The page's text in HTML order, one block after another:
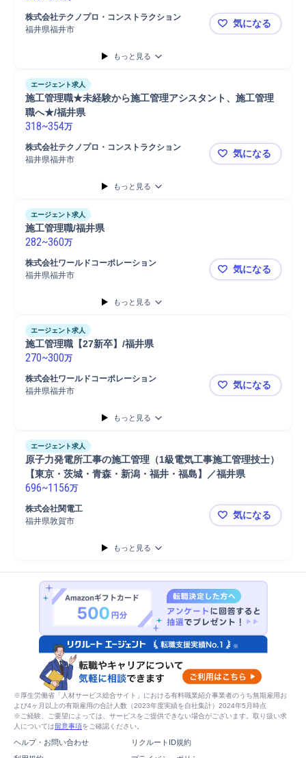
株式会社テクノプロ・コンストラクション
福井県福井市
施工管理職
気になる
もっと見る
エージェント求人
施工管理職★未経験から施工管理アシスタント、施工管理
職へ★/福井県
318~354万
株式会社テクノプロ・コンストラクション
福井県福井市
施工管理職
気になる
もっと見る
エージェント求人
施工管理職/福井県
282~360万
株式会社ワールドコーポレーション
福井県福井市
施工管理職/
気になる
もっと見る
エージェント求人
施工管理職【27新卒】/福井県
270~300万
株式会社ワールドコーポレーション
福井県福井市
施工管理職
気になる
もっと見る
エージェント求人
原子力発電所工事の施工管理（1級電気工事施工管理技士）
【東京・茨城・青森・新潟・福井・福島】／福井県
696~1156万
株式会社関電工
福井県敦賀市
原子力発電
気になる
もっと見る
※厚生労働省「人材サービス総合サイト」における有料職業紹介事業者のうち無期雇用お
よび4ヶ月以上の有期雇用の合計人数（2023年度実績を自社集計）2024年5月時点
※ご経験、ご要望によっては、サービスをご提供できない場合がございます。取り扱い求
人については留意事項をご確認ください。
ヘルプ・お問い合わせ
リクルートID規約